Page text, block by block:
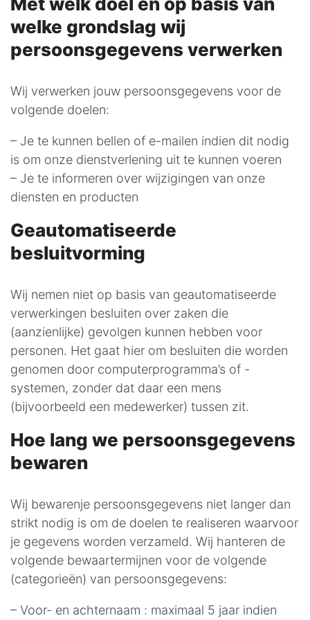
welke grondslag wij
persoonsgegevens verwerken
Wij verwerken jouw persoonsgegevens voor de
volgende doelen:
– Je te kunnen bellen of e-mailen indien dit nodig
is om onze dienstverlening uit te kunnen voeren
– Je te informeren over wijzigingen van onze
diensten en producten
Geautomatiseerde
besluitvorming
Wij nemen niet op basis van geautomatiseerde
verwerkingen besluiten over zaken die
(aanzienlijke) gevolgen kunnen hebben voor
personen. Het gaat hier om besluiten die worden
genomen door computerprogramma’s of -
systemen, zonder dat daar een mens
(bijvoorbeeld een medewerker) tussen zit.
Hoe lang we persoonsgegevens
bewaren
Wij bewarenje persoonsgegevens niet langer dan
strikt nodig is om de doelen te realiseren waarvoor
je gegevens worden verzameld. Wij hanteren de
volgende bewaartermijnen voor de volgende
(categorieën) van persoonsgegevens:
– Voor- en achternaam : maximaal 5 jaar indien